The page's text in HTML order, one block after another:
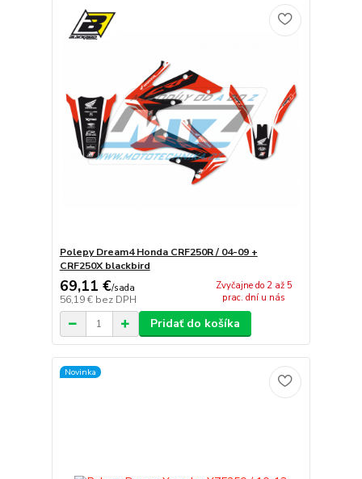
Polepy Dream4 Honda CRF250R / 04-09 +
CRF250X blackbird
69,11 €/sada
56,19 € bez DPH
Zvyčajne do 2 až 5
prac. dní u nás
Pridať do košíka
Novinka